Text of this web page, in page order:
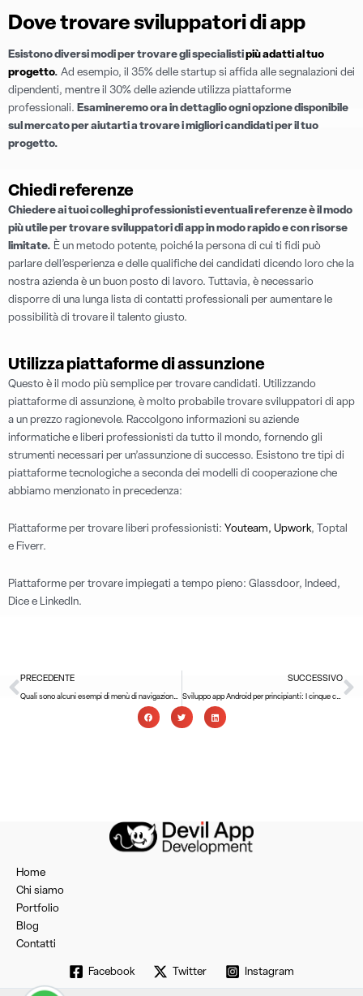
Dove trovare sviluppatori di app
Esistono diversi modi per trovare gli specialistipiù adatti al tuo
progetto. Ad esempio, il 35% delle startup si affida alle segnalazioni dei
dipendenti, mentre il 30% delle aziende utilizza piattaforme
professionali. Esamineremo ora in dettaglio ogni opzione disponibile
sul mercato per aiutarti a trovare i migliori candidati per il tuo
progetto.
Chiedi referenze
Chiedere ai tuoi colleghi professionisti eventuali referenze è il modo
più utile per trovare sviluppatori di app in modo rapido e con risorse
limitate. È un metodo potente, poiché la persona di cui ti fidi può
parlare dell’esperienza e delle qualifiche dei candidati dicendo loro che la
nostra azienda è un buon posto di lavoro. Tuttavia, è necessario
disporre di una lunga lista di contatti professionali per aumentare le
possibilità di trovare il talento giusto.
Utilizza piattaforme di assunzione
Questo è il modo più semplice per trovare candidati. Utilizzando
piattaforme di assunzione, è molto probabile trovare sviluppatori di app
a un prezzo ragionevole. Raccolgono informazioni su aziende
informatiche e liberi professionisti da tutto il mondo, fornendo gli
strumenti necessari per un’assunzione di successo. Esistono tre tipi di
piattaforme tecnologiche a seconda dei modelli di cooperazione che
abbiamo menzionato in precedenza:
Piattaforme per trovare liberi professionisti: Youteam, Upwork, Toptal
e Fiverr.
Piattaforme per trovare impiegati a tempo pieno: Glassdoor, Indeed,
Dice e LinkedIn.
PRECEDENTE
Quali sono alcuni esempi di menù di navigazione mobile?
SUCCESSIVO
Sviluppo app Android per principianti: I cinque concetti fondamentali
Home
Chi siamo
Portfolio
Blog
Contatti
Facebook Twitter Instagram